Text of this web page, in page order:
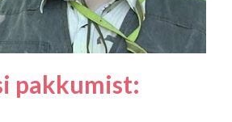
pakkumist: